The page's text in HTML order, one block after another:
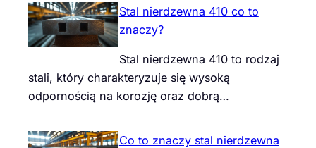
Stal nierdzewna 410 co to
znaczy?
Stal nierdzewna 410 to rodzaj
stali, który charakteryzuje się wysoką
odpornością na korozję oraz dobrą…
Co to znaczy stal nierdzewna